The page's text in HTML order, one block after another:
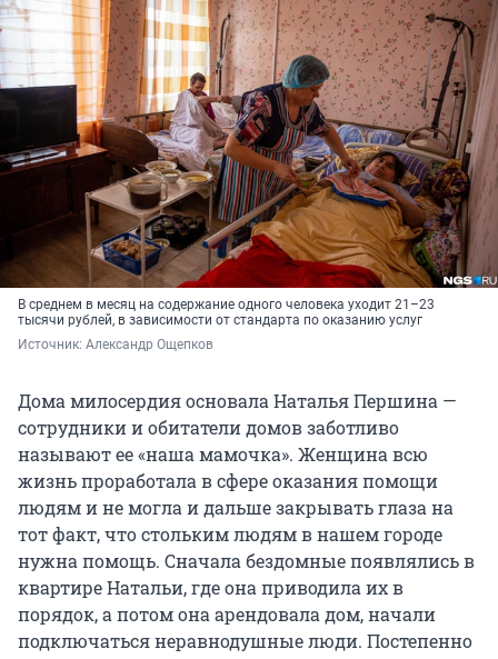
В среднем в месяц на содержание одного человека уходит 21–23
тысячи рублей, в зависимости от стандарта по оказанию услуг
Источник: Александр Ощепков
Дома милосердия основала Наталья Першина —
сотрудники и обитатели домов заботливо
называют ее «наша мамочка». Женщина всю
жизнь проработала в сфере оказания помощи
людям и не могла и дальше закрывать глаза на
тот факт, что стольким людям в нашем городе
нужна помощь. Сначала бездомные появлялись в
квартире Натальи, где она приводила их в
порядок, а потом она арендовала дом, начали
подключаться неравнодушные люди. Постепенно